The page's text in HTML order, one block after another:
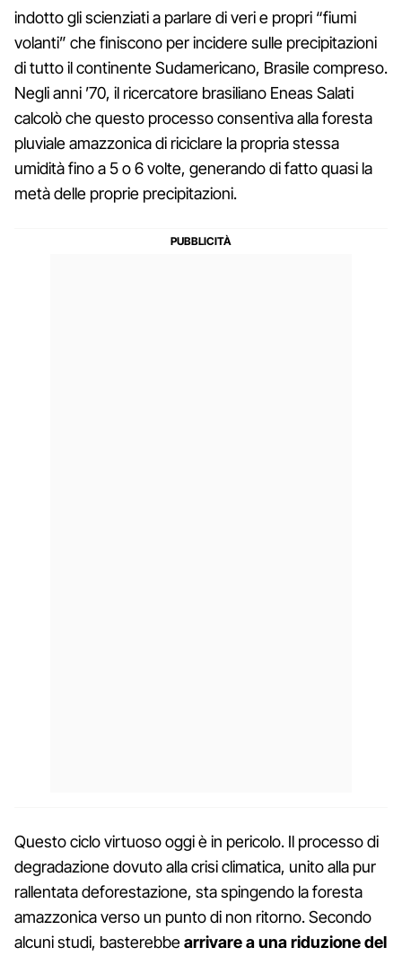
indotto gli scienziati a parlare di veri e propri “fiumi
volanti” che finiscono per incidere sulle precipitazioni
di tutto il continente Sudamericano, Brasile compreso.
Negli anni ’70, il ricercatore brasiliano Eneas Salati
calcolò che questo processo consentiva alla foresta
pluviale amazzonica di riciclare la propria stessa
umidità fino a 5 o 6 volte, generando di fatto quasi la
metà delle proprie precipitazioni.
Questo ciclo virtuoso oggi è in pericolo. Il processo di
degradazione dovuto alla crisi climatica, unito alla pur
rallentata deforestazione, sta spingendo la foresta
amazzonica verso un punto di non ritorno. Secondo
alcuni studi, basterebbearrivare a una riduzione del